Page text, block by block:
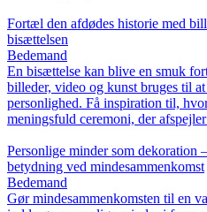
Fortæl den afdødes historie med
bisættelsen
Bedemand
En bisættelse kan blive en smuk
billeder, video og kunst bruges til
personlighed. Få inspiration til,
meningsfuld ceremoni, der
Personlige minder som dekoration
betydning ved mindesammenkomst
Bedemand
Gør mindesammenkomsten til en